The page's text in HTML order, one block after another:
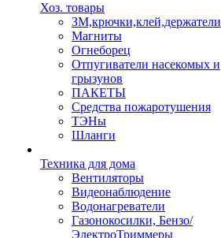
Хоз. товары
ЗМ,крючки,клей,держатели
Магниты
Огнеборец
Отпугиватели насекомых и
грызунов
ПАКЕТЫ
Средства пожаротушения
ТЭНы
Шланги
Техника для дома
Вентиляторы
Видеонаблюдение
Водонагреватели
Газонокосилки, Бензо/
ЭлектроТриммеры